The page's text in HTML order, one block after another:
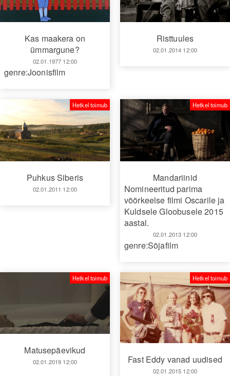
Kas maakera on
ümmargune?
02.01.1977 12:00
genre:Joonisfilm
Risttuules
02.01.2014 12:00
Puhkus Siberis
02.01.2011 12:00
Hetkel toimub
Mandariinid
Nomineeritud parima
võõrkeelse filmi Oscarile ja
Kuldsele Gloobusele 2015
aastal.
02.01.2013 12:00
Hetkel toimub
genre:Sõjafilm
Matusepäevikud
02.01.2019 12:00
Hetkel toimub
Fast Eddy vanad uudised
02.01.2015 12:00
Hetkel toimub